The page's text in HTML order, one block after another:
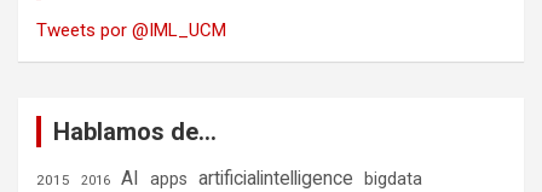
Tweets por @IML_UCM
Hablamos de…
2015 2016 AI apps artificialintelligence bigdata